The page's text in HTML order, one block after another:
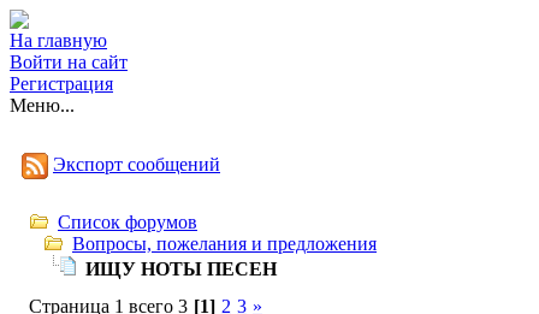
На главную
Войти на сайт
Регистрация
Меню...
Экспорт сообщений
Список форумов
Вопросы, пожелания и предложения
ИЩУ НОТЫ ПЕСЕН
Страница 1 всего 3 [1] 2 3 »